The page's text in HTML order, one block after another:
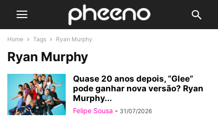
Home Tags Ryan Murphy
Ryan Murphy
Quase 20 anos depois, “Glee”
pode ganhar nova versão? Ryan
Murphy...
Felipe Sousa - 31/07/2026